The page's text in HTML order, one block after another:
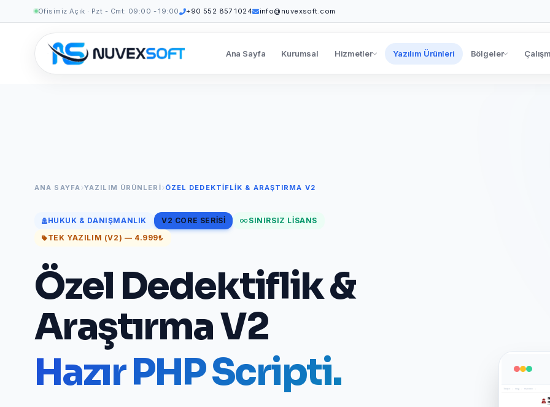
Ofisimiz Açık · Pzt - Cmt: 09:00 - 19:00 +90 552 857 1024 info@nuvexsoft.com
Ana Sayfa Kurumsal Hizmetler Yazılım Ürünleri Bölgeler
ANA SAYFA YAZILIM ÜRÜNLERI ÖZEL DEDEKTIFLIK & ARAŞTIRMA V2
HUKUK & DANIŞMANLIK V2 CORE SERISI
SINIRSIZ LISANS
TEK YAZILIM (V2) — 4.999₺
Özel Dedektiflik &
Araştırma V2
Hazır PHP Scripti.